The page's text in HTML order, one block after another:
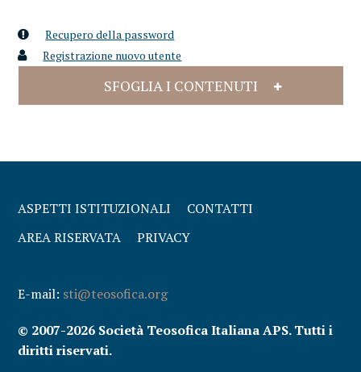
Recupero della password
Registrazione nuovo utente
SFOGLIA I CONTENUTI
ASPETTI ISTITUZIONALI
CONTATTI
AREA RISERVATA
PRIVACY
E-mail: sti@teosofica.org
© 2007-2026 Società Teosofica Italiana APS. Tutti i
diritti riservati.